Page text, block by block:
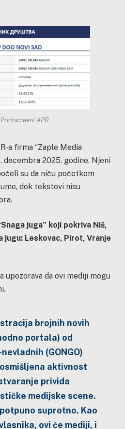
APR
a firma “Zaple Media
decembra 2025. godine. Njeni
su da niču početkom
dok tekstovi nisu
juga” koji pokriva Niš,
jugu: Leskovac, Pirot, Vranje
upozorava da ovi mediji mogu
brojnih novih
portala) od
(GONGO)
aktivnost
privida
medijske scene.
suprotno. Kao
ovi će mediji, i